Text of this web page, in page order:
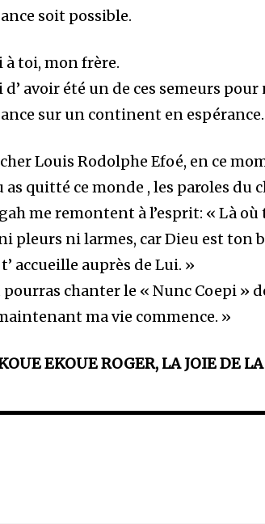
soit possible.
à toi, mon frère.
d’ avoir été un de ces semeurs
sur un continent en espérance.
Louis Rodolphe Efoé, en ce
as quitté ce monde , les paroles du
me remontent à l’esprit: « Là
pleurs ni larmes, car Dieu est ton
t’ accueille auprès de Lui. »
pourras chanter le « Nunc Coepi »
ma vie commence. »
EKOUE ROGER, LA JOIE DE